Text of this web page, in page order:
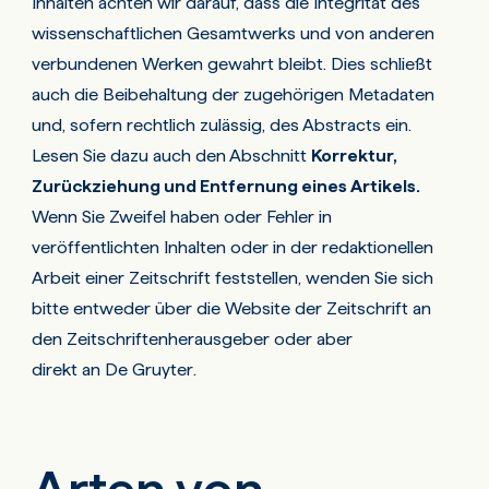
wissenschaftlichen Gesamtwerks und von anderen
verbundenen Werken gewahrt bleibt. Dies schließt
auch die Beibehaltung der zugehörigen Metadaten
und, sofern rechtlich zulässig, des Abstracts ein.
Lesen Sie dazu auch den Abschnitt Korrektur,
Zurückziehung und Entfernung eines Artikels.
Wenn Sie Zweifel haben oder Fehler in
veröffentlichten Inhalten oder in der redaktionellen
Arbeit einer Zeitschrift feststellen, wenden Sie sich
bitte entweder über die Website der Zeitschrift an
den Zeitschriftenherausgeber oder aber
direkt an De Gruyter.